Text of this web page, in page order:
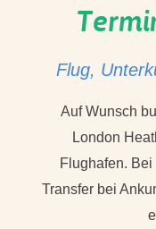
Flug,
Auf Wunsch
London
Flughafen.
Transfer bei